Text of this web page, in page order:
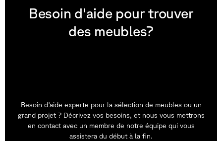
Besoin d'aide pour trouver
des meubles?
Besoin d'aide experte pour la sélection de meubles ou un
grand projet ? Décrivez vos besoins, et nous vous mettrons
en contact avec un membre de notre équipe qui vous
assistera du début à la fin.